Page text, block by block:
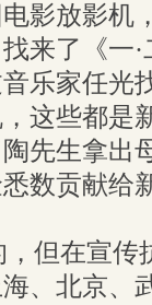
影放影机
来了《一
乐家任光
这些都是
先生拿出
数贡献给
但在宣传
海、北京